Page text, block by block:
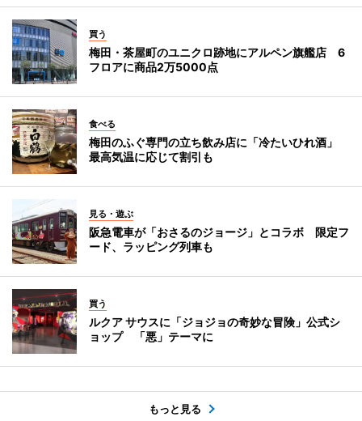
買う
梅田・茶屋町のユニクロ跡地にアルペン旗艦店 6
フロアに商品2万5000点
食べる
梅田のふぐ専門の立ち飲み店に「冷たいひれ酒」
最高気温に応じて割引も
見る・遊ぶ
阪急電車が「おさるのジョージ」とコラボ 限定フ
ード、ラッピング列車も
買う
ルクア サウスに「ジョジョの奇妙な冒険」公式シ
ョップ 「悪」テーマに
もっと見る